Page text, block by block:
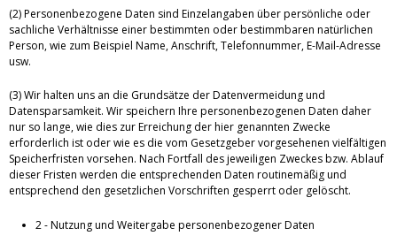
(2) Personenbezogene Daten sind Einzelangaben über persönliche oder
sachliche Verhältnisse einer bestimmten oder bestimmbaren natürlichen
Person, wie zum Beispiel Name, Anschrift, Telefonnummer, E-Mail-Adresse
usw.
(3) Wir halten uns an die Grundsätze der Datenvermeidung und
Datensparsamkeit. Wir speichern Ihre personenbezogenen Daten daher
nur so lange, wie dies zur Erreichung der hier genannten Zwecke
erforderlich ist oder wie es die vom Gesetzgeber vorgesehenen vielfältigen
Speicherfristen vorsehen. Nach Fortfall des jeweiligen Zweckes bzw. Ablauf
dieser Fristen werden die entsprechenden Daten routinemäßig und
entsprechend den gesetzlichen Vorschriften gesperrt oder gelöscht.
2 - Nutzung und Weitergabe personenbezogener Daten